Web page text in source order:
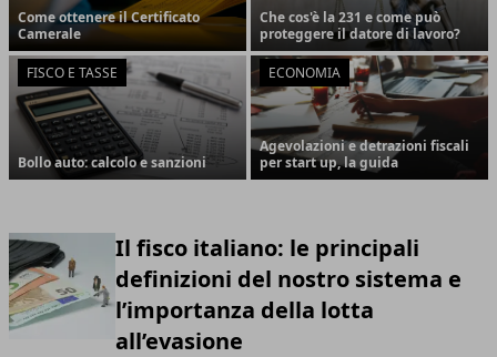
Come ottenere il Certificato
Camerale
Che cos'è la 231 e come può
proteggere il datore di lavoro?
FISCO E TASSE
Bollo auto: calcolo e sanzioni
ECONOMIA
Agevolazioni e detrazioni fiscali
per start up, la guida
Il fisco italiano: le principali
definizioni del nostro sistema e
l’importanza della lotta
all’evasione